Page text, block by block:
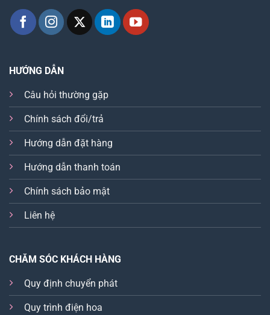
HƯỚNG DẪN
Câu hỏi thường gặp
Chính sách đổi/trả
Hướng dẫn đặt hàng
Hướng dẫn thanh toán
Chính sách bảo mật
Liên hệ
CHĂM SÓC KHÁCH HÀNG
Quy định chuyển phát
Quy trình điện hoa